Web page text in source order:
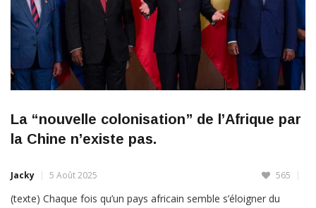
La “nouvelle colonisation” de l’Afrique par
la Chine n’existe pas.
Jacky 5 Août 2025 565
(texte) Chaque fois qu’un pays africain semble s’éloigner du